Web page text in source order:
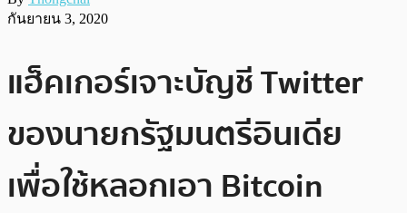
กันยายน 3, 2020
แฮ็คเกอร์เจาะบัญชี Twitter
ของนายกรัฐมนตรีอินเดีย
เพื่อใช้หลอกเอา Bitcoin